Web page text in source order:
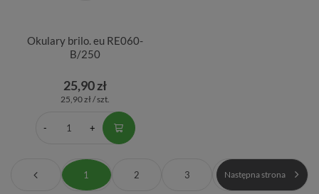
Okulary brilo. eu RE060-
B/250
25,90 zł
25,90 zł / szt.
1 2 3 Następna strona